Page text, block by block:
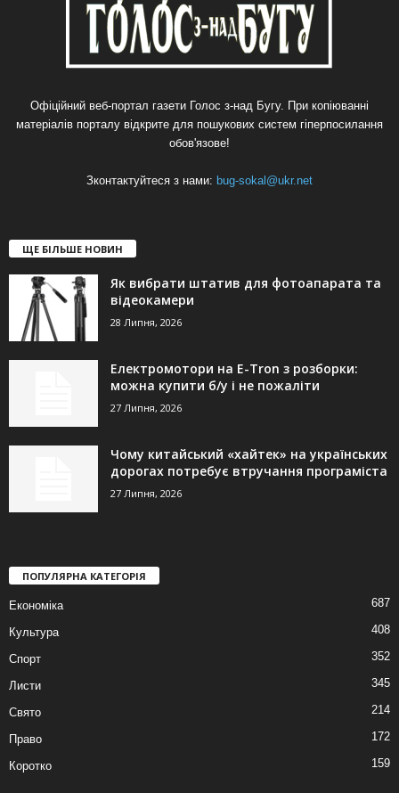
Офіційний веб-портал газети Голос з-над Бугу. При копіюванні
матеріалів порталу відкрите для пошукових систем гіперпосилання
обов'язове!
Зконтактуйтеся з нами: bug-sokal@ukr.net
ЩЕ БІЛЬШЕ НОВИН
Як вибрати штатив для фотоапарата та
відеокамери
28 Липня, 2026
Електромотори на E-Tron з розборки:
можна купити б/у і не пожаліти
27 Липня, 2026
Чому китайський «хайтек» на українських
дорогах потребує втручання програміста
27 Липня, 2026
ПОПУЛЯРНА КАТЕГОРІЯ
Економіка 687
Культура 408
Спорт 352
Листи 345
Свято 214
Право 172
Коротко 159